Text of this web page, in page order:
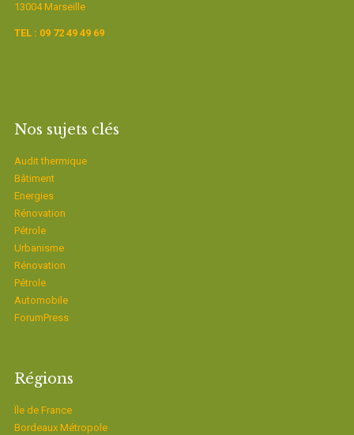
13004 Marseille
TEL : 09 72 49 49 69
Nos sujets clés
Audit thermique
Bâtiment
Energies
Rénovation
Pétrole
Urbanisme
Rénovation
Pétrole
Automobile
ForumPress
Régions
Ïle de France
Bordeaux Métropole